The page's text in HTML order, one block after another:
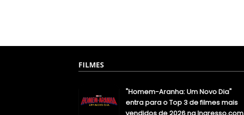
FILMES
"Homem-Aranha: Um Novo Dia"
entra para o Top 3 de filmes mais